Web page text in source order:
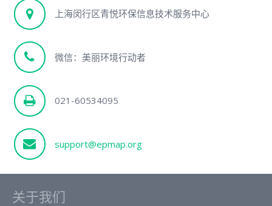
上海闵行区青悦环保信息技术服务中心
微信：美丽环境行动者
021-60534095
support@epmap.org
关于我们